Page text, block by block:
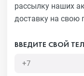
рассылку наших
доставку на свою
ВВЕДИТЕ СВОЙ